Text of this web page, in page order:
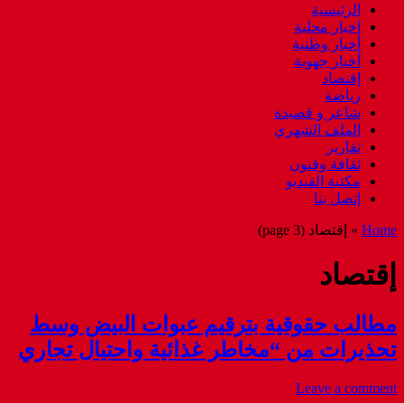
الرئيسية
اخبار محلية
أخبار وطنية
أخبار جهوية
إقتصاد
رياضة
شاعر و قصيدة
الملف الشهري
تقارير
ثقافة وفنون
مكتبة الفيديو
إتصل بنا
Home
» إقتصاد (page 3)
إقتصاد
مطالب حقوقية بترقيم عبوات البيض وسط
تحذيرات من “مخاطر غذائية واحتيال تجاري
Leave a comment